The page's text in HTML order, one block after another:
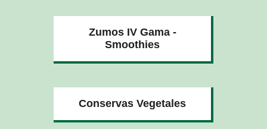
Zumos IV Gama -
Smoothies
Conservas Vegetales